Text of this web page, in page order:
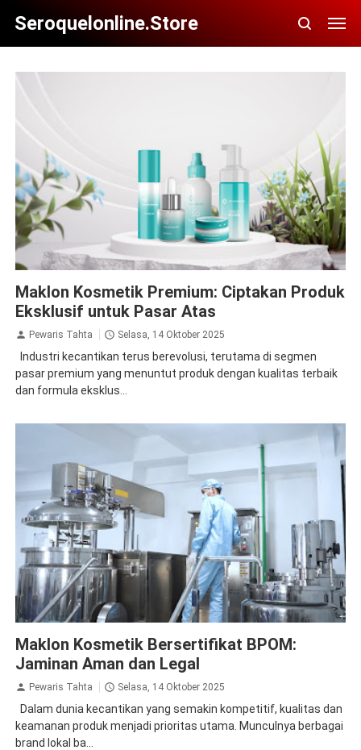
Seroquelonline.store
Maklon Kosmetik Premium: Ciptakan Produk
Eksklusif untuk Pasar Atas
Pewaris Tahta Selasa, 14 Oktober 2025
Industri kecantikan terus berevolusi, terutama di segmen
pasar premium yang menuntut produk dengan kualitas terbaik
dan formula eksklus...
Maklon Kosmetik Bersertifikat BPOM:
Jaminan Aman dan Legal
Pewaris Tahta Selasa, 14 Oktober 2025
Dalam dunia kecantikan yang semakin kompetitif, kualitas dan
keamanan produk menjadi prioritas utama. Munculnya berbagai
brand lokal ba...